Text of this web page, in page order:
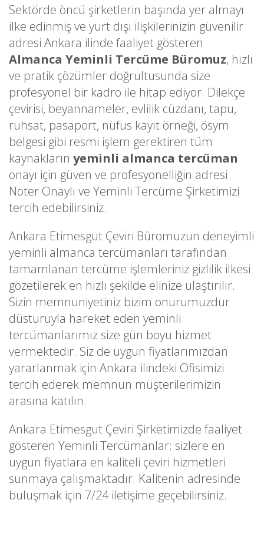
Sektörde öncü şirketlerin başında yer almayı
ilke edinmiş ve yurt dışı ilişkilerinizin güvenilir
adresi Ankara ilinde faaliyet gösteren
Almanca Yeminli Tercüme Büromuz, hızlı
ve pratik çözümler doğrultusunda size
profesyonel bir kadro ile hitap ediyor. Dilekçe
çevirisi, beyannameler, evlilik cüzdanı, tapu,
ruhsat, pasaport, nüfus kayıt örneği, ösym
belgesi gibi resmi işlem gerektiren tüm
kaynakların yeminli almanca tercüman
onayı için güven ve profesyonelliğin adresi
Noter Onaylı ve Yeminli Tercüme Şirketimizi
tercih edebilirsiniz.
Ankara Etimesgut Çeviri Büromuzun deneyimli
yeminli almanca tercümanları tarafından
tamamlanan tercüme işlemleriniz gizlilik ilkesi
gözetilerek en hızlı şekilde elinize ulaştırılır.
Sizin memnuniyetiniz bizim onurumuzdur
düsturuyla hareket eden yeminli
tercümanlarımız size gün boyu hizmet
vermektedir. Siz de uygun fiyatlarımızdan
yararlanmak için Ankara ilindeki Ofisimizi
tercih ederek memnun müşterilerimizin
arasına katılın.
Ankara Etimesgut Çeviri Şirketimizde faaliyet
gösteren Yeminli Tercümanlar; sizlere en
uygun fiyatlara en kaliteli çeviri hizmetleri
sunmaya çalışmaktadır. Kalitenin adresinde
buluşmak için 7/24 iletişime geçebilirsiniz.